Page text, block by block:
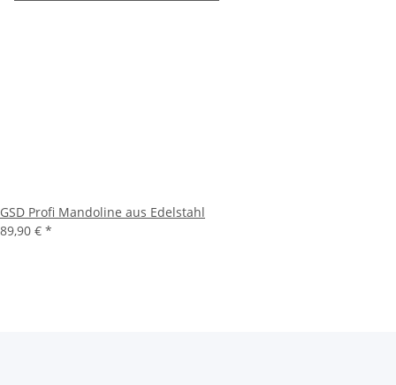
GSD Profi Mandoline aus Edelstahl
89,90 € *